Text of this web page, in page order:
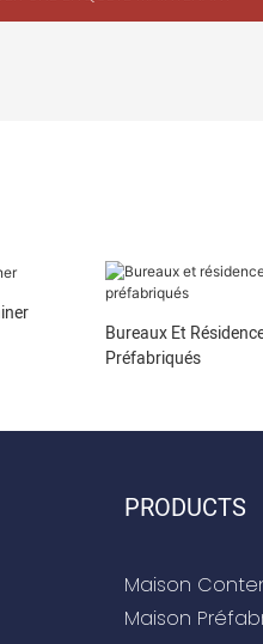
Bureaux Et
Préfabriqués
PRODUCTS
Maison
Maison